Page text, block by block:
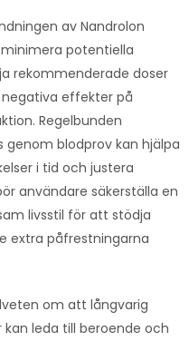
av Nandrolon
potentiella
rekommenderade doser
effekter på
Regelbunden
genom blodprov kan hjälpa
i tid och justera
användare säkerställa en
livsstil för att stödja
extra påfrestningarna
om att långvarig
leda till beroende och